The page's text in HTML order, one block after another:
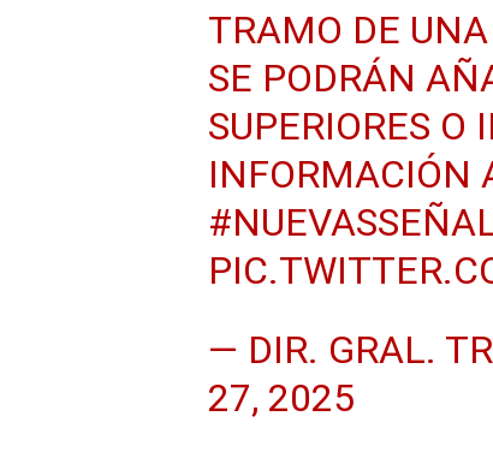
TRAMO DE
SE PODRÁN
SUPERIORES O
INFORMACIÓN
— DIR. GRAL.
27, 2025